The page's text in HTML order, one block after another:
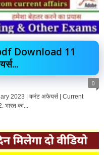
Download 11
0
2023 | करंट अफेयर्स | Current
का...